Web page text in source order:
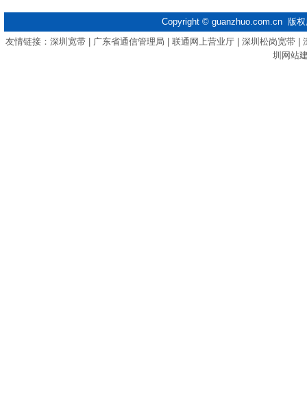
Copyright © guanzhuo.com.cn 版
友情链接： 深圳宽带| 广东省通信管理局 联通网上营业厅| 深圳松岗宽带|
圳网站